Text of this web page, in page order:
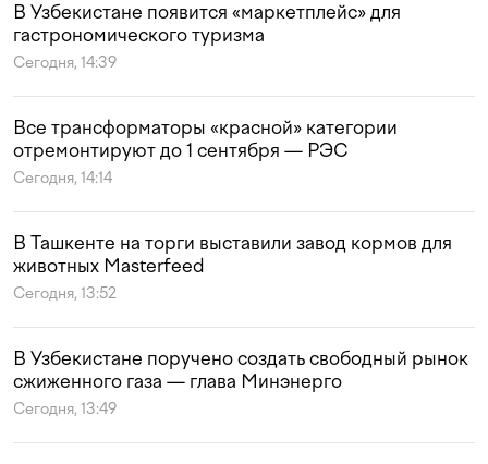
В Узбекистане появится «маркетплейс» для
гастрономического туризма
Сегодня, 14:39
Все трансформаторы «красной» категории
отремонтируют до 1 сентября — РЭС
Сегодня, 14:14
В Ташкенте на торги выставили завод кормов для
животных Masterfeed
Сегодня, 13:52
В Узбекистане поручено создать свободный рынок
сжиженного газа — глава Минэнерго
Сегодня, 13:49